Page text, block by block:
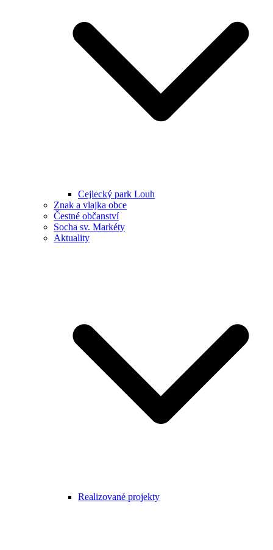
Cejlecký park Louh
Znak a vlajka obce
Čestné občanství
Socha sv. Markéty
Aktuality
Realizované projekty